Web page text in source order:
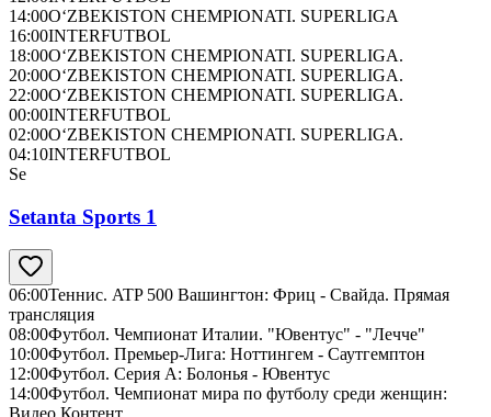
14:00O‘ZBEKISTON CHEMPIONATI. SUPERLIGA
16:00INTERFUTBOL
18:00O‘ZBEKISTON CHEMPIONATI. SUPERLIGA.
20:00O‘ZBEKISTON CHEMPIONATI. SUPERLIGA.
22:00O‘ZBEKISTON CHEMPIONATI. SUPERLIGA.
00:00INTERFUTBOL
02:00O‘ZBEKISTON CHEMPIONATI. SUPERLIGA.
04:10INTERFUTBOL
Se
Setanta Sports 1
06:00Теннис. ATP 500 Вашингтон: Фриц - Свайда. Прямая
трансляция
08:00Футбол. Чемпионат Италии. "Ювентус" - "Лечче"
10:00Футбол. Премьер-Лига: Ноттингем - Саутгемптон
12:00Футбол. Серия А: Болонья - Ювентус
14:00Футбол. Чемпионат мира по футболу среди женщин: